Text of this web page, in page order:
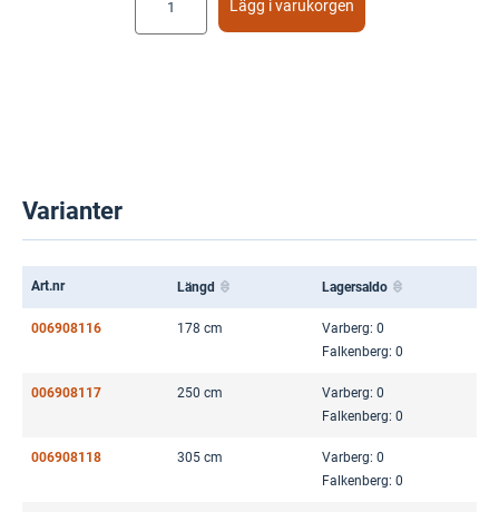
Lägg i varukorgen
Varianter
Art.nr Längd Lagersaldo
006908116 178 cm
Varberg: 0
Falkenberg: 0
006908117 250 cm
Varberg: 0
Falkenberg: 0
006908118 305 cm
Varberg: 0
Falkenberg: 0